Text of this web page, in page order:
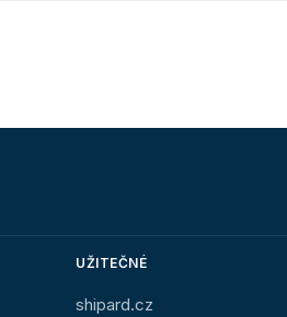
UŽITEČNÉ
shipard.cz